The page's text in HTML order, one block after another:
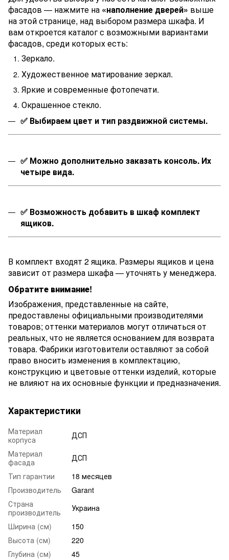
фасадов — нажмите на «наполнение дверей» выше
на этой странице, над выбором размера шкафа. И
вам откроется каталог с возможными вариантами
фасадов, среди которых есть:
Зеркало.
Художественное матирование зеркал.
Яркие и современные фотопечати.
Окрашенное стекло.
✅ Выбираем цвет и тип раздвижной системы.
✅ Можно дополнительно заказать консоль. Их
четыре вида.
✅ Возможность добавить в шкаф комплект
ящиков.
В комплект входят 2 ящика. Размеры ящиков и цена
зависит от размера шкафа — уточнять у менеджера.
Обратите внимание!
Изображения, представленные на сайте,
предоставлены официальными производителями
товаров; оттенки материалов могут отличаться от
реальных, что не является основанием для возврата
товара. Фабрики изготовители оставляют за собой
право вносить изменения в комплектацию,
конструкцию и цветовые оттенки изделий, которые
не влияют на их основные функции и предназначения.
Характеристики
Материал
корпуса
ДСП
Материал
фасада
ДСП
Тип гарантии
18 месяцев
Производитель
Garant
Страна
производитель
Украина
Ширина (см)
150
Высота (см)
220
Глубина (см)
45